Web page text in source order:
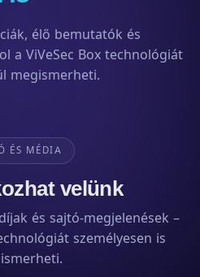
élő bemutatók és
a ViVeSec Box technológiát
megismerheti.
ÉS MÉDIA
velünk
és sajtó-megjelenések –
személyesen is